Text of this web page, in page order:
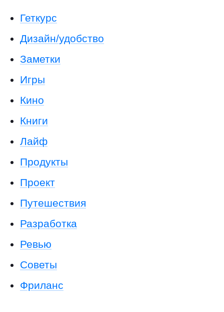
Геткурс
Дизайн/удобство
Заметки
Игры
Кино
Книги
Лайф
Продукты
Проект
Путешествия
Разработка
Ревью
Советы
Фриланс